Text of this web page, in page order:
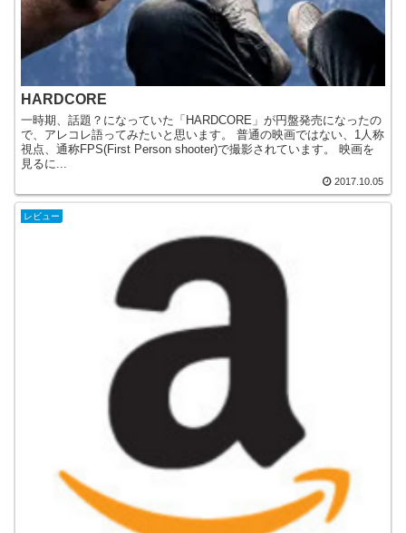
HARDCORE
一時期、話題？になっていた「HARDCORE」が円盤発売になったの
で、アレコレ語ってみたいと思います。 普通の映画ではない、1人称
視点、通称FPS(First Person shooter)で撮影されています。 映画を
見るに...
2017.10.05
レビュー